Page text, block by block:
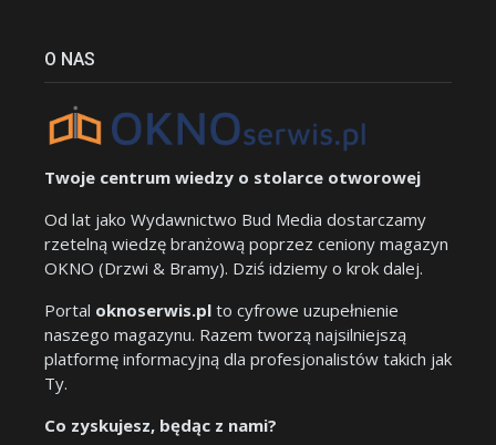
O NAS
Twoje centrum wiedzy o stolarce otworowej
Od lat jako Wydawnictwo Bud Media dostarczamy
rzetelną wiedzę branżową poprzez ceniony magazyn
OKNO (Drzwi & Bramy). Dziś idziemy o krok dalej.
Portal oknoserwis.pl to cyfrowe uzupełnienie
naszego magazynu. Razem tworzą najsilniejszą
platformę informacyjną dla profesjonalistów takich jak
Ty.
Co zyskujesz, będąc z nami?